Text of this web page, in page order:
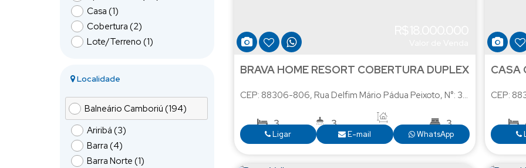
Casa (1)
Cobertura (2)
Lote/Terreno (1)
Localidade
Balneário Camboriú (194)
Ariribá (3)
Barra (4)
Barra Norte (1)
BRAVA HOME RESORT COBERTURA DUPLEX
CEP: 88306-806, Rua Delfim Mário Pádua Peixoto, N°: 350 Praia Brava
3 3 358 .00m²
3
4
Ligar E-mail WhatsApp
CEP: